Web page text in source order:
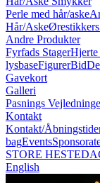
Perle med hår/aske
Hår/Aske
Andre Produkter
Fyrfads StagerHjerte
lysbaseFigurerBid
Gavekort
Galleri
Pasnings
Kontakt
Kontakt/
bagEvents
STORE
English